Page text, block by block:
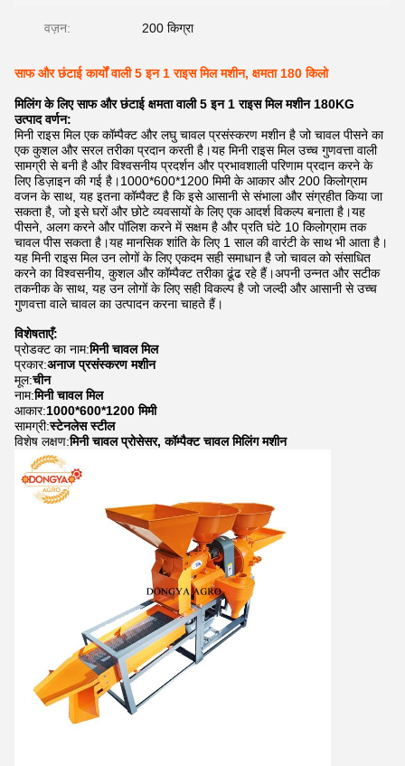
वज़न: 200 किग्रा
साफ और छंटाई कार्यों वाली 5 इन 1 राइस मिल मशीन, क्षमता 180 किलो
मिलिंग के लिए साफ और छंटाई क्षमता वाली 5 इन 1 राइस मिल मशीन 180KG
उत्पाद वर्णन:
मिनी राइस मिल एक कॉम्पैक्ट और लघु चावल प्रसंस्करण मशीन है जो चावल पीसने का
एक कुशल और सरल तरीका प्रदान करती है।यह मिनी राइस मिल उच्च गुणवत्ता वाली
सामग्री से बनी है और विश्वसनीय प्रदर्शन और प्रभावशाली परिणाम प्रदान करने के
लिए डिज़ाइन की गई है।1000*600*1200 मिमी के आकार और 200 किलोग्राम
वजन के साथ, यह इतना कॉम्पैक्ट है कि इसे आसानी से संभाला और संग्रहीत किया जा
सकता है, जो इसे घरों और छोटे व्यवसायों के लिए एक आदर्श विकल्प बनाता है।यह
पीसने, अलग करने और पॉलिश करने में सक्षम है और प्रति घंटे 10 किलोग्राम तक
चावल पीस सकता है।यह मानसिक शांति के लिए 1 साल की वारंटी के साथ भी आता है।
यह मिनी राइस मिल उन लोगों के लिए एकदम सही समाधान है जो चावल को संसाधित
करने का विश्वसनीय, कुशल और कॉम्पैक्ट तरीका ढूंढ रहे हैं।अपनी उन्नत और सटीक
तकनीक के साथ, यह उन लोगों के लिए सही विकल्प है जो जल्दी और आसानी से उच्च
गुणवत्ता वाले चावल का उत्पादन करना चाहते हैं।
विशेषताएँ:
प्रोडक्ट का नाम:मिनी चावल मिल
प्रकार:अनाज प्रसंस्करण मशीन
मूल:चीन
नाम:मिनी चावल मिल
आकार:1000*600*1200 मिमी
सामग्री:स्टेनलेस स्टील
विशेष लक्षण:मिनी चावल प्रोसेसर, कॉम्पैक्ट चावल मिलिंग मशीन